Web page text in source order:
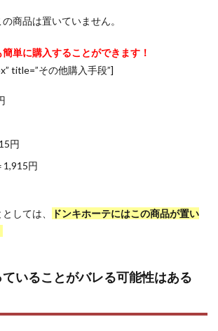
商品は置いていません。
単に購入することができます！
title=”その他購入手段”]
円
円
しては、
ドンキホーテにはこの商品が置い
いることがバレる可能性はある